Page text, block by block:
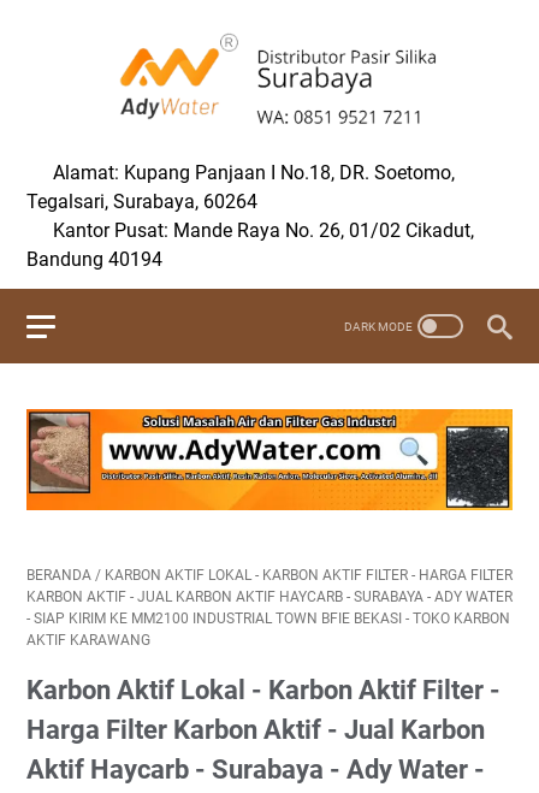
Alamat: Kupang Panjaan I No.18, DR. Soetomo,
Tegalsari, Surabaya, 60264
Kantor Pusat: Mande Raya No. 26, 01/02 Cikadut,
Bandung 40194
BERANDA / KARBON AKTIF LOKAL - KARBON AKTIF FILTER - HARGA FILTER
KARBON AKTIF - JUAL KARBON AKTIF HAYCARB - SURABAYA - ADY WATER
- SIAP KIRIM KE MM2100 INDUSTRIAL TOWN BFIE BEKASI - TOKO KARBON
AKTIF KARAWANG
Karbon Aktif Lokal - Karbon Aktif Filter -
Harga Filter Karbon Aktif - Jual Karbon
Aktif Haycarb - Surabaya - Ady Water -